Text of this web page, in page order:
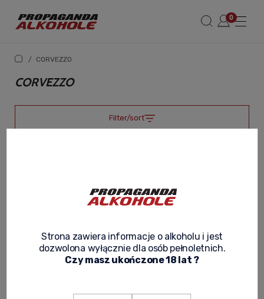
/ CORVEZZO
CORVEZZO
Filter/sort
Strona zawiera informacje o alkoholu i jest
dozwolona wyłącznie dla osób pełnoletnich.
Czy masz ukończone 18 lat ?